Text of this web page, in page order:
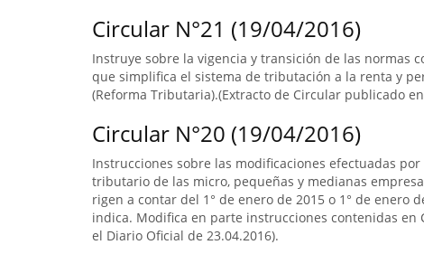
Circular N°21 (19/04/2016)
Instruye sobre la vigencia y transición de las normas
que simplifica el sistema de tributación a la renta y
(Reforma Tributaria).(Extracto de Circular publicado
Circular N°20 (19/04/2016)
Instrucciones sobre las modificaciones efectuadas por
tributario de las micro, pequeñas y medianas
rigen a contar del 1° de enero de 2015 o 1° de enero
indica. Modifica en parte instrucciones contenidas en
el Diario Oficial de 23.04.2016).